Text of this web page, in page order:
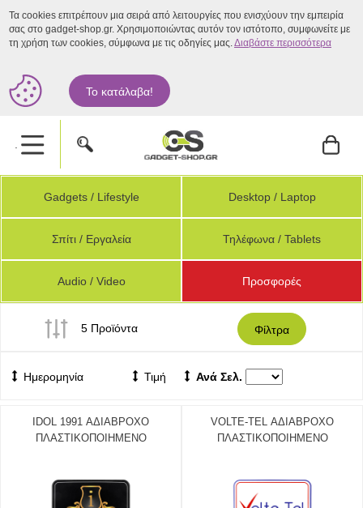
Τα cookies επιτρέπουν μια σειρά από λειτουργίες που ενισχύουν την εμπειρία
σας στο gadget-shop.gr. Χρησιμοποιώντας αυτόν τον ιστότοπο, συμφωνείτε με
τη χρήση των cookies, σύμφωνα με τις οδηγίες μας.Διαβάστε περισσότερα
Το κατάλαβα!
.
Gadgets / Lifestyle Desktop / Laptop
Σπίτι / Εργαλεία Τηλέφωνα / Tablets
Audio / Video Προσφορές
5 Προϊόντα Φίλτρα
Ημερομηνία Τιμή Ανά Σελ.
IDOL 1991 ΑΔΙΑΒΡΟΧΟ
ΠΛΑΣΤΙΚΟΠΟΙΗΜΕΝΟ
VOLTE-TEL ΑΔΙΑΒΡΟΧΟ
ΠΛΑΣΤΙΚΟΠΟΙΗΜΕΝΟ